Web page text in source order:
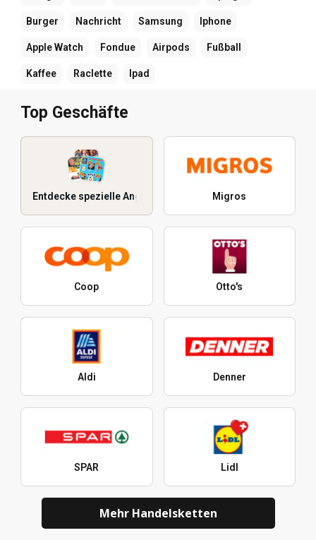
Burger Nachricht Samsung Iphone
Apple Watch Fondue Airpods Fußball
Kaffee Raclette Ipad
Top Geschäfte
Entdecke spezielle Angebote Migros
Coop Otto's
Aldi Denner
SPAR Lidl
Mehr Handelsketten